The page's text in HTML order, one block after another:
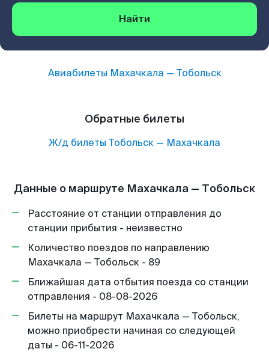
Найти
Авиабилеты Махачкала — Тобольск
Обратные билеты
Ж/д билеты Тобольск — Махачкала
Данные о маршруте Махачкала — Тобольск
Расстояние от станции отправления до
станции прибытия - неизвестно
Количество поездов по направлению
Махачкала — Тобольск - 89
Ближайшая дата отбытия поезда со станции
отправления - 08-08-2026
Билеты на маршрут Махачкала — Тобольск,
можно приобрести начиная со следующей
даты - 06-11-2026